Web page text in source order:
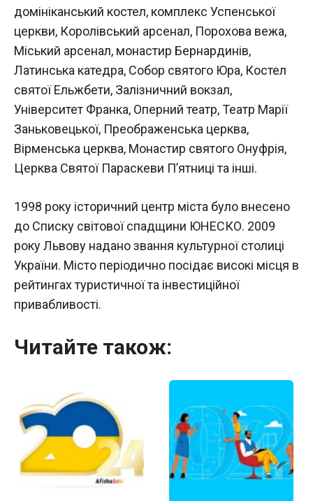
домініканський костел, комплекс Успенської
церкви, Королівський арсенал, Порохова вежа,
Міський арсенал, монастир Бернардинів,
Латинська катедра, Собор святого Юра, Костел
святої Ельжбети, Залізничний вокзал,
Університет Франка, Оперний театр, Театр Марії
Заньковецької, Преображенська церква,
Вірменська церква, Монастир святого Онуфрія,
Церква Святої Параскеви П’ятниці та інші.
1998 року історичний центр міста було внесено
до Списку світової спадщини ЮНЕСКО. 2009
року Львову надано звання культурної столиці
України. Місто періодично посідає високі місця в
рейтингах туристичної та інвестиційної
привабливості.
Читайте також: